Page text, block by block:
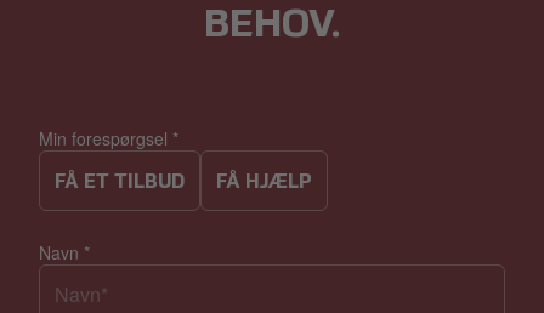
Min forespørgsel *
FÅ ET TILBUD FÅ HJÆLP
Navn *
BEHOV.